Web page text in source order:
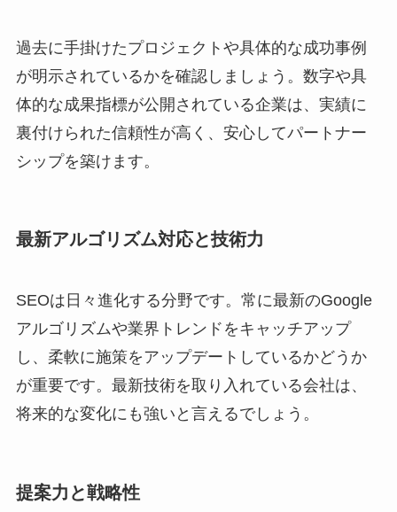
過去に手掛けたプロジェクトや具体的な成功事例
が明示されているかを確認しましょう。数字や具
体的な成果指標が公開されている企業は、実績に
裏付けられた信頼性が高く、安心してパートナー
シップを築けます。
最新アルゴリズム対応と技術力
SEOは日々進化する分野です。常に最新のGoogle
アルゴリズムや業界トレンドをキャッチアップ
し、柔軟に施策をアップデートしているかどうか
が重要です。最新技術を取り入れている会社は、
将来的な変化にも強いと言えるでしょう。
提案力と戦略性